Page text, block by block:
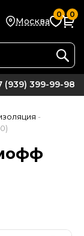
Москва
0 0
(939) 399-99-98
-